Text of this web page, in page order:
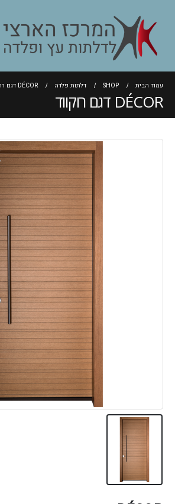
עמוד הבית SHOP דלתות פלדה DÉCOR דגם רוקווד
DÉCOR דגם רוקווד